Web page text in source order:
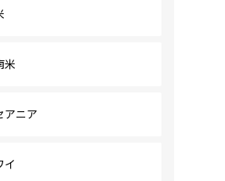
米
アニア
イ